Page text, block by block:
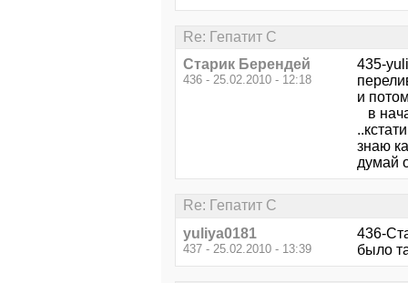
Re: Гепатит С
Старик Берендей
436 - 25.02.2010 - 12:18
435-
и
в
знаю
думай
Re: Гепатит С
yuliya0181
437 - 25.02.2010 - 13:39
436-
было